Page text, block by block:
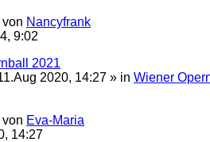
von Nancyfrank
9:02
2021
2020, 14:27 » in Wiener
von Eva-Maria
14:27